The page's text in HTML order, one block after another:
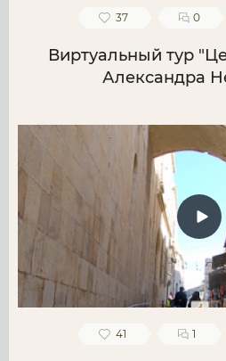
37 0
Виртуальный тур
Александра
41 1